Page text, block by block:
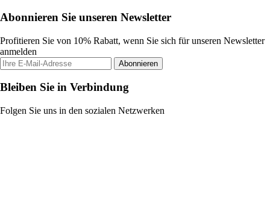
Abonnieren Sie unseren Newsletter
Profitieren Sie von 10% Rabatt, wenn Sie sich für unseren Newsletter
anmelden
Abonnieren
Bleiben Sie in Verbindung
Folgen Sie uns in den sozialen Netzwerken